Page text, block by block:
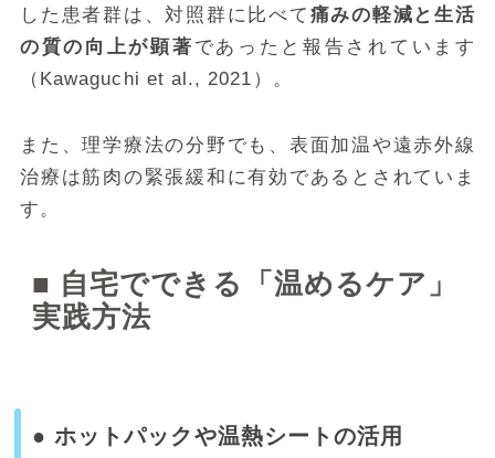
した患者群は、対照群に比べて 痛みの軽減と生活
の質の向上が顕著 であったと報告されています
（Kawaguchi et al., 2021）。
また、理学療法の分野でも、表面加温や遠赤外線
治療は筋肉の緊張緩和に有効であるとされていま
す。
■ 自宅でできる「温めるケア」
実践方法
● ホットパックや温熱シートの活用